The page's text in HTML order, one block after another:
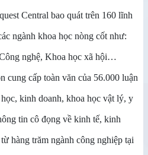
Central bao quát trên 160 lĩnh
ngành khoa học nòng cốt như:
nghệ, Khoa học xã hội…
cung cấp toàn văn của 56.000 luận
kinh doanh, khoa học vật lý, y
tin cô đọng về kinh tế, kinh
hàng trăm ngành công nghiệp tại